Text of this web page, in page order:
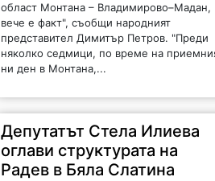
област Монтана – Владимирово–Мадан,
вече е факт", съобщи народният
представител Димитър Петров. "Преди
няколко седмици, по време на
ни ден в Монтана,...
Депутатът Стела Илиева
оглави структурата на
Радев в Бяла Слатина